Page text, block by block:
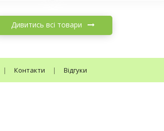
Дивитись всі товари
| Контакти | Відгуки